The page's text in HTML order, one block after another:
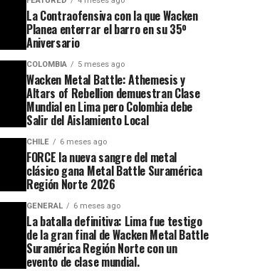
La Contraofensiva con la que Wacken
Planea enterrar el barro en su 35º
Aniversario
COLOMBIA 5 meses ago
Wacken Metal Battle: Athemesis y
Altars of Rebellion demuestran Clase
Mundial en Lima pero Colombia debe
Salir del Aislamiento Local
CHILE 6 meses ago
FORCE la nueva sangre del metal
clásico gana Metal Battle Suramérica
Región Norte 2026
GENERAL 6 meses ago
La batalla definitiva: Lima fue testigo
de la gran final de Wacken Metal Battle
Suramérica Región Norte con un
evento de clase mundial.